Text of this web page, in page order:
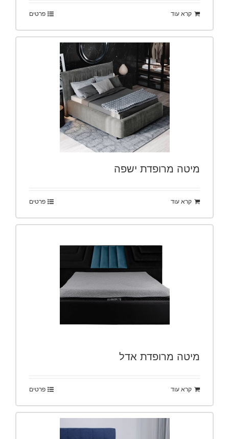
קרא עוד פרטים
מיטה מרופדת ישפה
קרא עוד פרטים
מיטה מרופדת אדל
קרא עוד פרטים